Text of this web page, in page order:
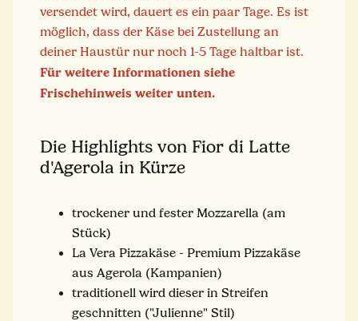
versendet wird, dauert es ein paar Tage. Es ist
möglich, dass der Käse bei Zustellung an
deiner Haustür nur noch 1-5 Tage haltbar ist.
Für weitere Informationen siehe
Frischehinweis weiter unten.
Die Highlights von Fior di Latte
d'Agerola in Kürze
trockener und fester Mozzarella (am
Stück)
La Vera Pizzakäse - Premium Pizzakäse
aus Agerola (Kampanien)
traditionell wird dieser in Streifen
geschnitten ("Julienne" Stil)